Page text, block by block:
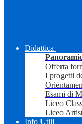
Didattica
Offerta
I progetti
Esami di
Liceo
Liceo
Info Utili